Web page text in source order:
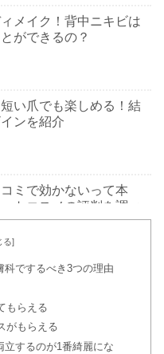
メイク！背中ニキビは
ができるの？
い爪でも楽しめる！結
ンを紹介
ミで効かないって本
トコスメの評判を調べ
結婚式の脇の黒ずみ対
ア&処理方法も
科でするべき3つの理由
もらえる
がもらえる
立するのが1番綺麗にな